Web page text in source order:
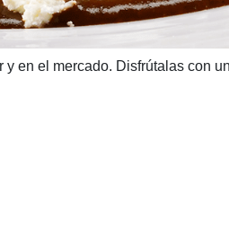
en el mercado. Disfrútalas con